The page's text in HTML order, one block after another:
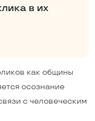
в их
как общины
осознание
с человеческим